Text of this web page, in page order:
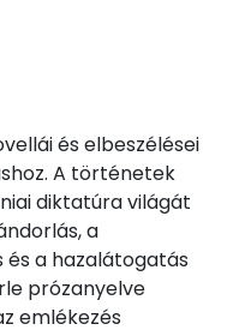
és elbeszélései
A történetek
diktatúra világát
a
és a hazalátogatás
prózanyelve
emlékezés